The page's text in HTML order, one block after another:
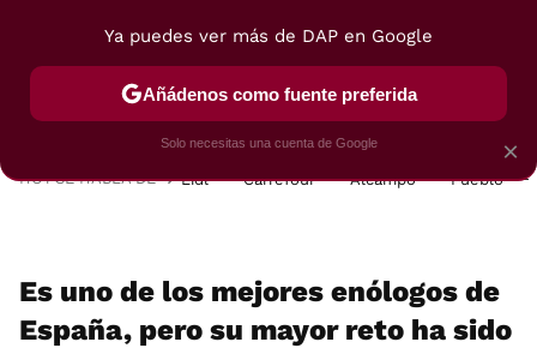
POSTRES VIAJES SELECCIÓN VEGUI
HOY SE HABLA DE Lidl Carrefour Alcampo Pueblo
Es uno de los mejores enólogos de
España, pero su mayor reto ha sido
×
Ya puedes ver más de DAP en Google
Añádenos como fuente preferida
Solo necesitas una cuenta de Google